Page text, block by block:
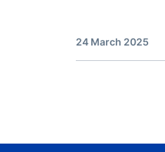
24 March 2025